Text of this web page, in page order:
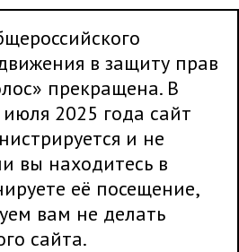
в защиту прав
прекращена. В
июля 2025 года сайт
и не
вы находитесь в
её посещение,
вам не делать
сайта.